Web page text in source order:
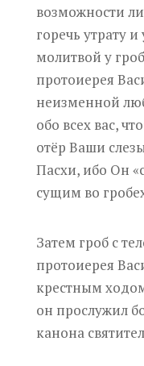
возможности
горечь утрату
молитвой у
протоиерея
неизменной
обо всех вас,
отёр Ваши
Пасхи, ибо Он
сущим во
Затем гроб с
протоиерея
крестным
он прослужил
канона